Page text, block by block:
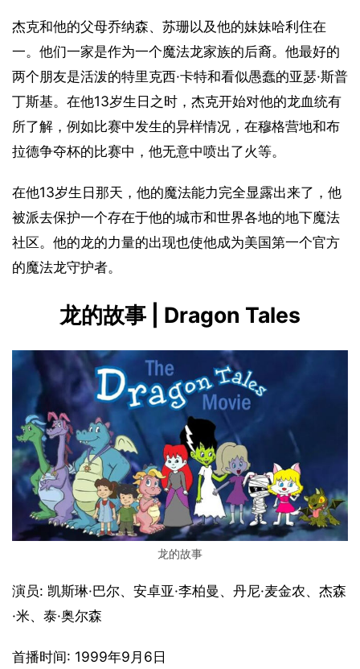
杰克和他的父母乔纳森、苏珊以及他的妹妹哈利住在
一。他们一家是作为一个魔法龙家族的后裔。他最好的
两个朋友是活泼的特里克西·卡特和看似愚蠢的亚瑟·斯普
丁斯基。在他13岁生日之时，杰克开始对他的龙血统有
所了解，例如比赛中发生的异样情况，在穆格营地和布
拉德争夺杯的比赛中，他无意中喷出了火等。
在他13岁生日那天，他的魔法能力完全显露出来了，他
被派去保护一个存在于他的城市和世界各地的地下魔法
社区。他的龙的力量的出现也使他成为美国第一个官方
的魔法龙守护者。
龙的故事 | Dragon Tales
龙的故事
演员: 凯斯琳·巴尔、安卓亚·李柏曼、丹尼·麦金农、杰森
·米、泰·奥尔森
首播时间: 1999年9月6日